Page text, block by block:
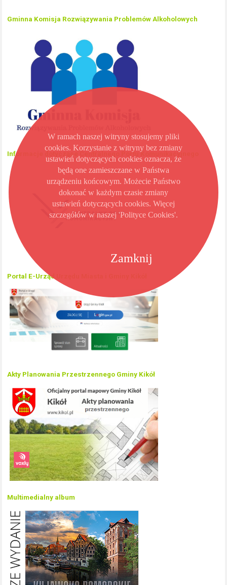
Gminna Komisja Rozwiązywania Problemów Alkoholowych
Informacje dotyczące Centralnego Portu Komunikacyjnego
Portal E-Urząd Urzędu Miasta i Gminy Kikół
Akty Planowania Przestrzennego Gminy Kikół
Multimedialny album
Zamknij
W ramach naszej witryny stosujemy pliki
cookies. Korzystanie z witryny bez zmiany
ustawień dotyczących cookies oznacza, że
będą one zamieszczane w Państwa
urządzeniu końcowym. Możecie Państwo
dokonać w każdym czasie zmiany
ustawień dotyczących cookies. Więcej
szczegółów w naszej 'Polityce Cookies'.